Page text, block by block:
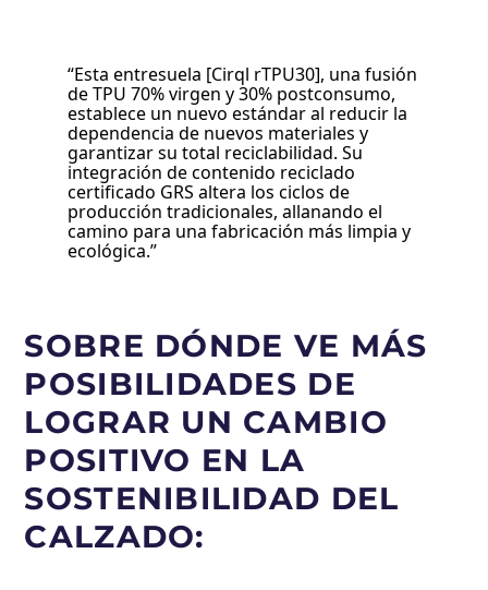
“Esta entresuela [Cirql rTPU30], una fusión
de TPU 70% virgen y 30% postconsumo,
establece un nuevo estándar al reducir la
dependencia de nuevos materiales y
garantizar su total reciclabilidad. Su
integración de contenido reciclado
certificado GRS altera los ciclos de
producción tradicionales, allanando el
camino para una fabricación más limpia y
ecológica.”
SOBRE DÓNDE VE MÁS
POSIBILIDADES DE
LOGRAR UN CAMBIO
POSITIVO EN LA
SOSTENIBILIDAD DEL
CALZADO: